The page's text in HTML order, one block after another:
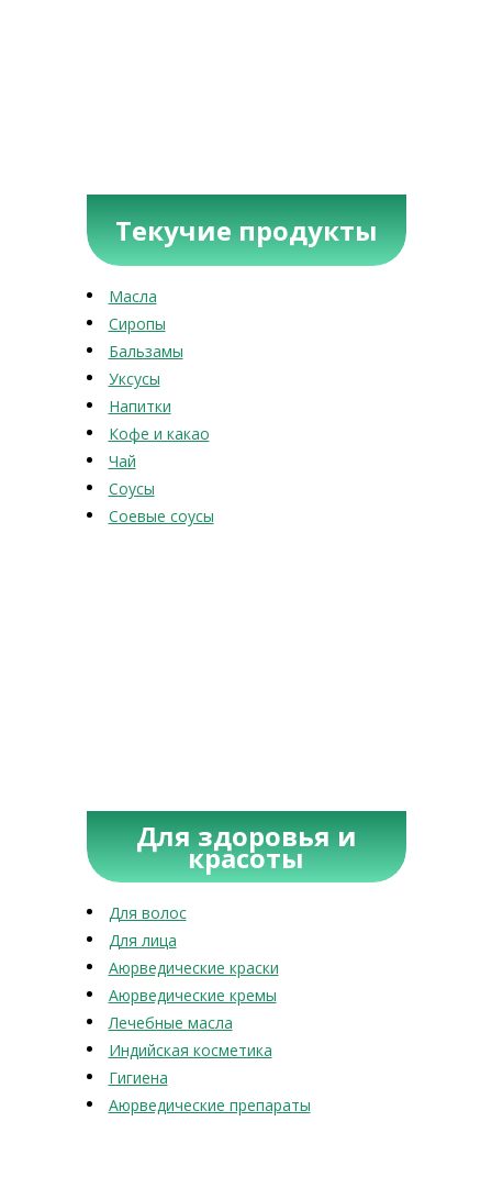
Текучие продукты
Масла
Сиропы
Бальзамы
Уксусы
Напитки
Кофе и какао
Чай
Соусы
Соевые соусы
Для здоровья и
красоты
Для волос
Для лица
Аюрведические краски
Аюрведические кремы
Лечебные масла
Индийская косметика
Гигиена
Аюрведические препараты